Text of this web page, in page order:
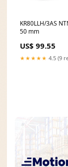
KR80LLH/3AS
50 mm
US$ 99.55
★★★★★ 4.5 (9